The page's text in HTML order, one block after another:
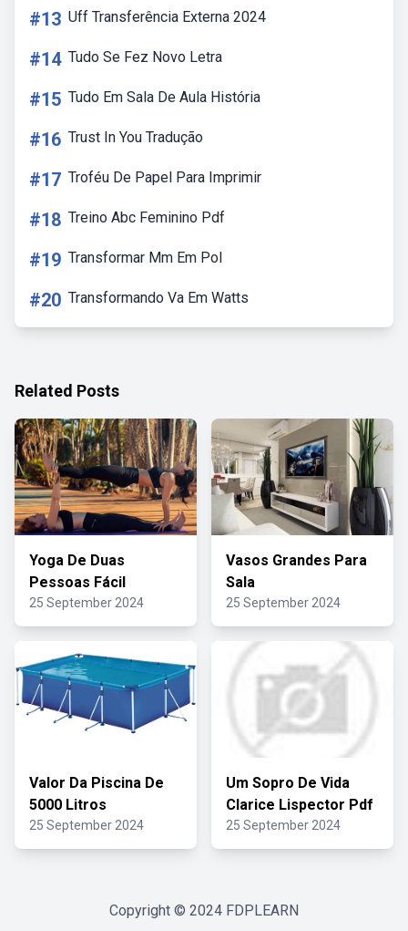
#13 Uff Transferência Externa 2024
#14 Tudo Se Fez Novo Letra
#15 Tudo Em Sala De Aula História
#16 Trust In You Tradução
#17 Troféu De Papel Para Imprimir
#18 Treino Abc Feminino Pdf
#19 Transformar Mm Em Pol
#20 Transformando Va Em Watts
Related Posts
Yoga De Duas
Pessoas Fácil
25 September 2024
Vasos Grandes Para
Sala
25 September 2024
Valor Da Piscina De
5000 Litros
25 September 2024
Um Sopro De Vida
Clarice Lispector Pdf
25 September 2024
Copyright © 2024 FDPLEARN